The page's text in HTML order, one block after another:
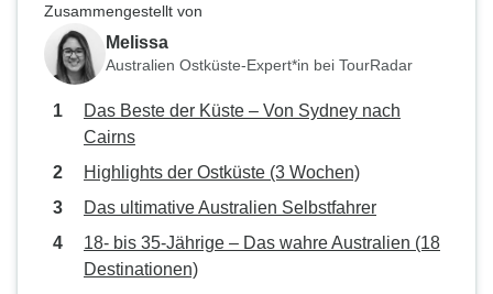
Zusammengestellt von
Melissa
Australien Ostküste-Expert*in bei TourRadar
Das Beste der Küste – Von Sydney nach
Cairns
Highlights der Ostküste (3 Wochen)
Das ultimative Australien Selbstfahrer
18- bis 35-Jährige – Das wahre Australien (18
Destinationen)